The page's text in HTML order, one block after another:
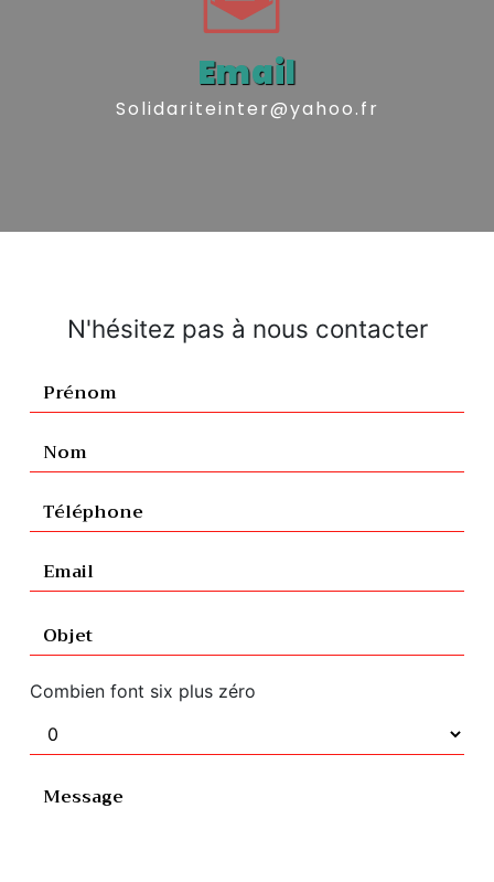
Email
solidariteinter@yahoo.fr
N'hésitez pas à nous contacter
Combien font six plus zéro